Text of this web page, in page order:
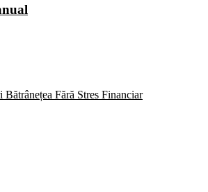
Fără Stres Financiar